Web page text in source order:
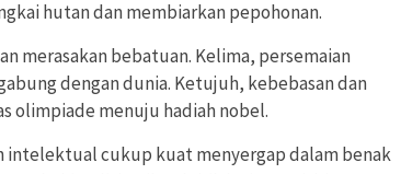
hutan dan membiarkan pepohonan.
merasakan bebatuan. Kelima, persemaian
dengan dunia. Ketujuh, kebebasan dan
olimpiade menuju hadiah nobel.
intelektual cukup kuat menyergap dalam benak